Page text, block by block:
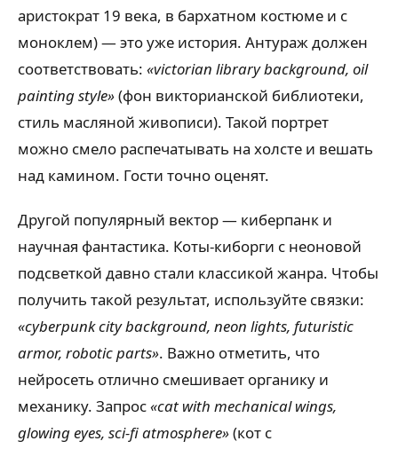
аристократ 19 века, в бархатном костюме и с
моноклем) — это уже история. Антураж должен
соответствовать: «victorian library background, oil
painting style»(фон викторианской библиотеки,
стиль масляной живописи). Такой портрет
можно смело распечатывать на холсте и вешать
над камином. Гости точно оценят.
Другой популярный вектор — киберпанк и
научная фантастика. Коты-киборги с неоновой
подсветкой давно стали классикой жанра. Чтобы
получить такой результат, используйте связки:
«cyberpunk city background, neon lights, futuristic
armor, robotic parts». Важно отметить, что
нейросеть отлично смешивает органику и
механику. Запрос«cat with mechanical wings,
glowing eyes, sci-fi atmosphere»(кот с